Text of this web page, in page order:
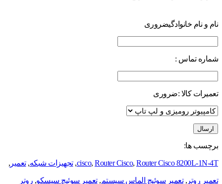
نام و نام خانوادگیضروری
شماره تماس :
تعمیرات کالا :ضروری
برچسب ها:
cisco, Router Cisco, Router Cisco 8200L-1N-4T
,تجهیزات شبکه,تعمیر ,
تعمیر روتر ,تعمیر سوئیچ الماس سیستم,تعمیر سوئیچ سیسکو, روتر